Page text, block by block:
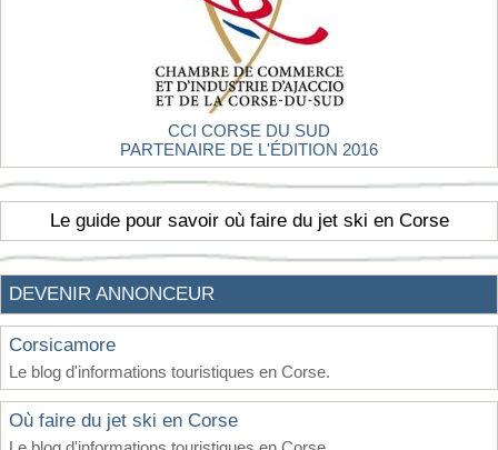
CCI CORSE DU SUD
PARTENAIRE DE L'ÉDITION 2016
Le guide pour savoir où faire du jet ski en Corse
DEVENIR ANNONCEUR
Corsicamore
Le blog d'informations touristiques en Corse.
Où faire du jet ski en Corse